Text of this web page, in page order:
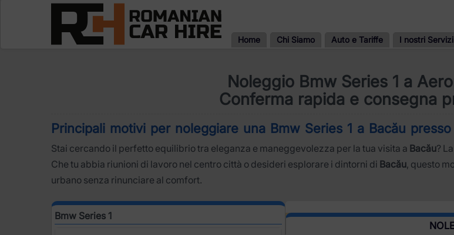
Home Chi Siamo Auto e Tariffe I nostri Servizi
Noleggio Bmw Series 1 a
Conferma rapida e consegna
Principali motivi per noleggiare una Bmw Series 1 a Bacău
Stai cercando il perfetto equilibrio tra eleganza e maneggevolezza per la tua visita a Bacău? La
Che tu abbia riunioni di lavoro nel centro città o desideri esplorare i dintorni di Bacău, questo
urbano senza rinunciare al comfort.
Bmw Series 1